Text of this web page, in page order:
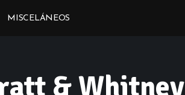
MISCELÁNEOS
& Whitney